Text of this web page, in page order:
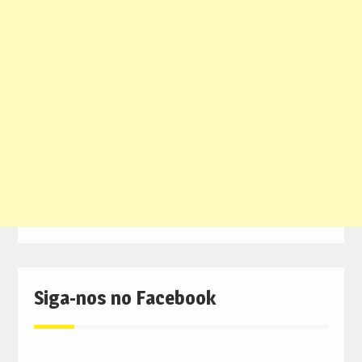
Siga-nos no Facebook